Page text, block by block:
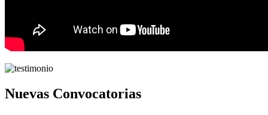
Nuevas Convocatorias